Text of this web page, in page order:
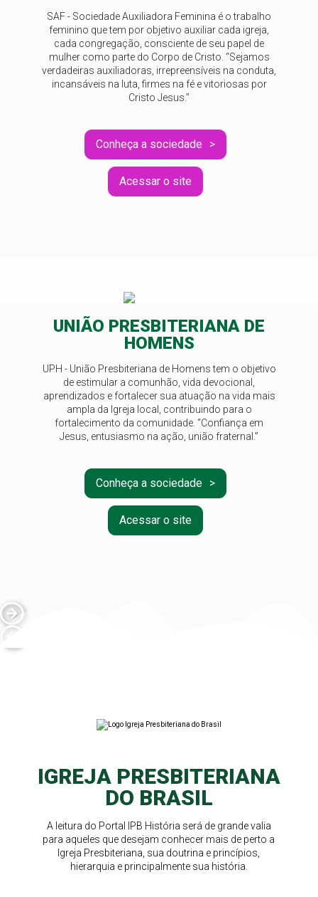
SAF - Sociedade Auxiliadora Feminina é o trabalho
feminino que tem por objetivo auxiliar cada igreja,
cada congregação, consciente de seu papel de
mulher como parte do Corpo de Cristo. “Sejamos
verdadeiras auxiliadoras, irrepreensíveis na conduta,
incansáveis na luta, firmes na fé e vitoriosas por
Cristo Jesus.”
Conheça a sociedade
Acessar o site
UNIÃO PRESBITERIANA DE
HOMENS
UPH - União Presbiteriana de Homens tem o objetivo
de estimular a comunhão, vida devocional,
aprendizados e fortalecer sua atuação na vida mais
ampla da Igreja local, contribuindo para o
fortalecimento da comunidade. “Confiança em
Jesus, entusiasmo na ação, união fraternal.”
Conheça a sociedade
Acessar o site
IGREJA PRESBITERIANA
DO BRASIL
A leitura do Portal IPB História será de grande valia
para aqueles que desejam conhecer mais de perto a
Igreja Presbiteriana, sua doutrina e princípios,
hierarquia e principalmente sua história.